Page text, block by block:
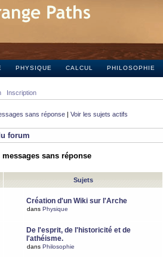
PHYSIQUE CALCUL PHILOSOPHIE
Inscription
sans réponse | Voir les sujets actifs
forum
sans réponse
Sujets
Création d'un Wiki sur l'Arche
dans Physique
De l'esprit, de l'historicité et de
l'athéisme.
dans Philosophie